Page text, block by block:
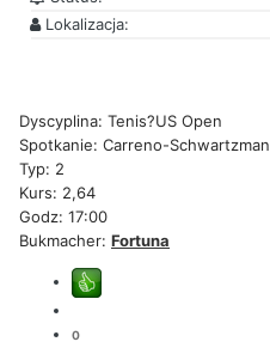
Lokalizacja:
Dyscyplina: Tenis?US Open
Spotkanie: Carreno-Schwartzman
Typ: 2
Kurs: 2,64
Godz: 17:00
Bukmacher: Fortuna
0